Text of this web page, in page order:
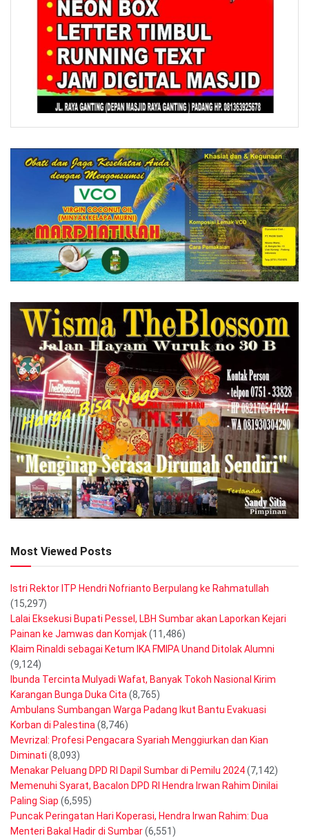
Most Viewed Posts
Istri Rektor ITP Hendri Nofrianto Berpulang ke Rahmatullah
(15,297)
Lalai Eksekusi Bupati Pessel, LBH Sumbar akan Laporkan Kejari
Painan ke Jamwas dan Komjak(11,486)
Klaim Rinaldi sebagai Ketum IKA FMIPA Unand Ditolak Alumni
(9,124)
Ibunda Tercinta Mulyadi Wafat, Banyak Tokoh Nasional Kirim
Karangan Bunga Duka Cita(8,765)
Ambulans Sumbangan Warga Padang Ikut Bantu Evakuasi
Korban di Palestina(8,746)
Mevrizal: Profesi Pengacara Syariah Menggiurkan dan Kian
Diminati (8,093)
Menakar Peluang DPD RI Dapil Sumbar di Pemilu 2024(7,142)
Memenuhi Syarat, Bacalon DPD RI Hendra Irwan Rahim Dinilai
Paling Siap (6,595)
Puncak Peringatan Hari Koperasi, Hendra Irwan Rahim: Dua
Menteri Bakal Hadir di Sumbar(6,551)